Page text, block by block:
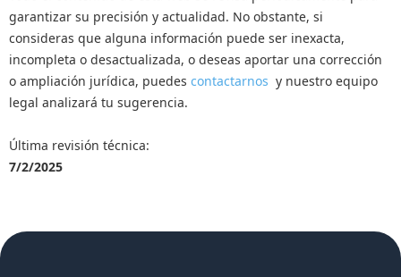
garantizar su precisión y actualidad. No obstante, si
consideras que alguna información puede ser inexacta,
incompleta o desactualizada, o deseas aportar una corrección
o ampliación jurídica, puedes contactarnos y nuestro equipo
legal analizará tu sugerencia.
Última revisión técnica:
7/2/2025